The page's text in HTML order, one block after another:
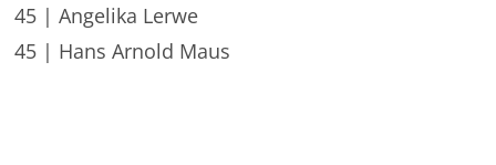
45 | Angelika Lerwe
45 | Hans Arnold Maus